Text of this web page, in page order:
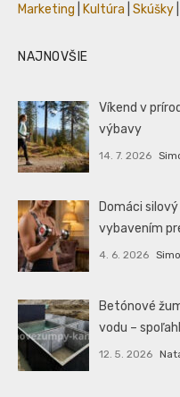
Marketing
Kultúra Skúšky
NAJNOVŠIE
Víkend v
výbavy
14. 7. 2026
Domáci
vybavením
4. 6. 2026
Betónové
vodu –
12. 5. 2026